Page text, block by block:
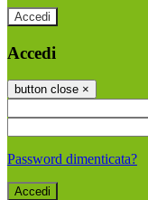
Accedi
Accedi
button close ×
Password dimenticata?